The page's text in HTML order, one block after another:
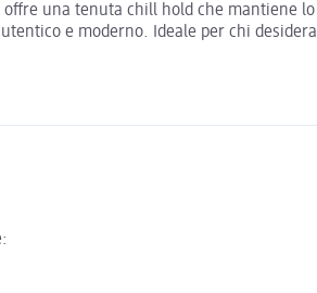
una tenuta chill hold che mantiene
e moderno. Ideale per chi